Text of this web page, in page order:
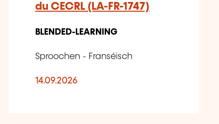
du CECRL (LA-FR-1747)
BLENDED-LEARNING
Sproochen - Franséisch
14.09.2026